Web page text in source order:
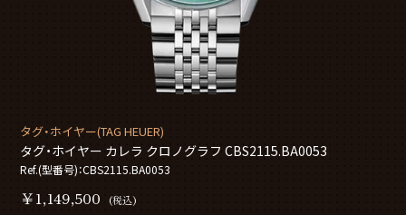
タグ・ホイヤー(TAG HEUER)
タグ・ホイヤー カレラ クロノグラフ CBS2115.BA0053
Ref.(型番号)：CBS2115.BA0053
￥1,149,500 (税込)